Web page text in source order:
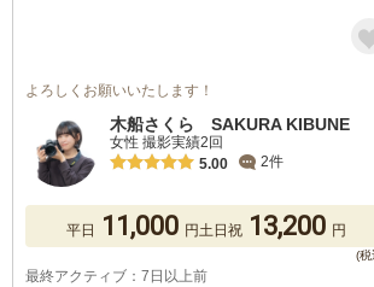
よろしくお願いいたします！
木船さくら SAKURA KIBUNE
女性 撮影実績2回
5.00
2件
平日 11,000 円土日祝 13,200 円
最終アクティブ：7日以上前